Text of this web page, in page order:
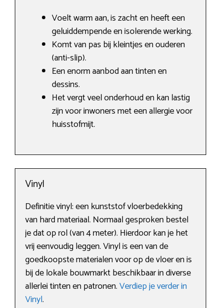
Voelt warm aan, is zacht en heeft een
geluiddempende en isolerende werking.
Komt van pas bij kleintjes en ouderen
(anti-slip).
Een enorm aanbod aan tinten en
dessins.
Het vergt veel onderhoud en kan lastig
zijn voor inwoners met een allergie voor
huisstofmijt.
Vinyl
Definitie vinyl: een kunststof vloerbedekking
van hard materiaal. Normaal gesproken bestel
je dat op rol (van 4 meter). Hierdoor kan je het
vrij eenvoudig leggen. Vinyl is een van de
goedkoopste materialen voor op de vloer en is
bij de lokale bouwmarkt beschikbaar in diverse
allerlei tinten en patronen.Verdiep je verder in
Vinyl.